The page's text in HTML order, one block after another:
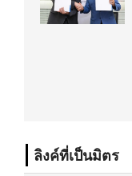
ลิงค์ที่เป็นมิตร